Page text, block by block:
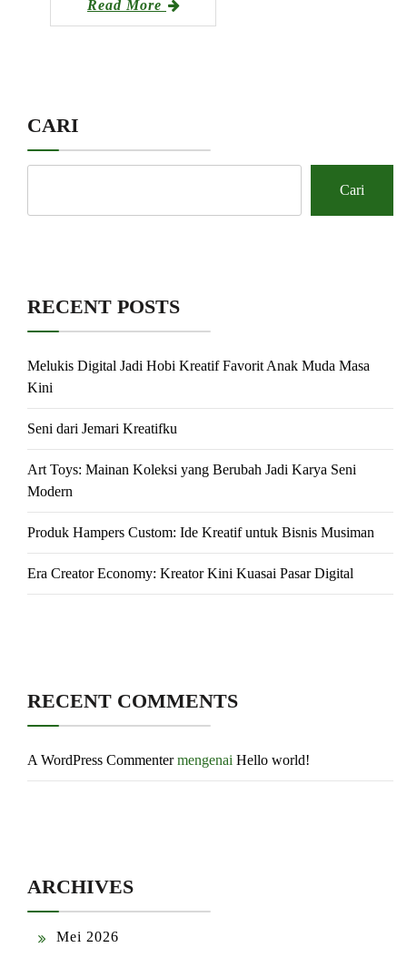
Read More
CARI
Cari
RECENT POSTS
Melukis Digital Jadi Hobi Kreatif Favorit Anak Muda Masa
Kini
Seni dari Jemari Kreatifku
Art Toys: Mainan Koleksi yang Berubah Jadi Karya Seni
Modern
Produk Hampers Custom: Ide Kreatif untuk Bisnis Musiman
Era Creator Economy: Kreator Kini Kuasai Pasar Digital
RECENT COMMENTS
A WordPress Commentermengenai Hello world!
ARCHIVES
Mei 2026